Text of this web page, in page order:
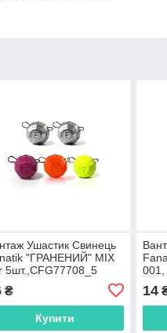
Ушастик Свинець
"ГРАНЕНИЙ" MIX
5шт.,CFG77708_5
₴
Купити
001,
14